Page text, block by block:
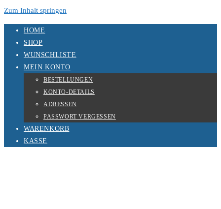
Zum Inhalt springen
HOME
SHOP
WUNSCHLISTE
MEIN KONTO
BESTELLUNGEN
KONTO-DETAILS
ADRESSEN
PASSWORT VERGESSEN
WARENKORB
KASSE